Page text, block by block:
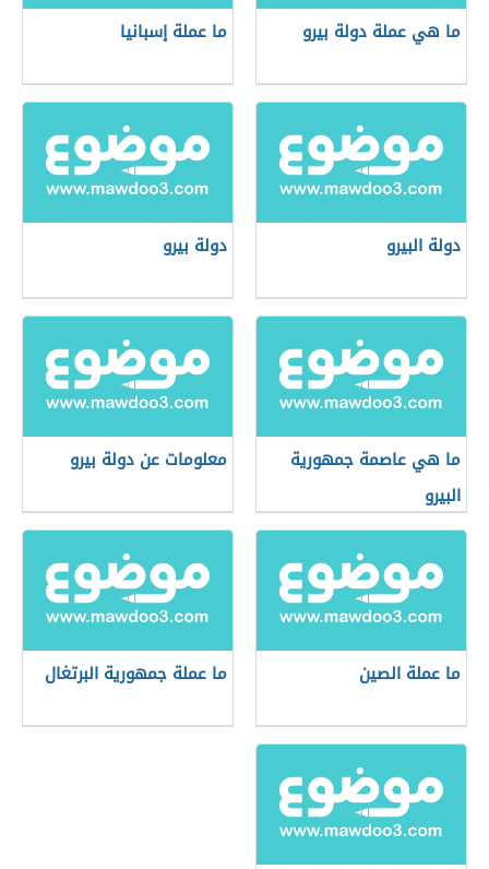
ما هي عملة دولة بيرو ما عملة إسبانيا
دولة البيرو دولة بيرو
ما هي عاصمة جمهورية
البيرو
معلومات عن دولة بيرو
ما عملة الصين ما عملة جمهورية البرتغال